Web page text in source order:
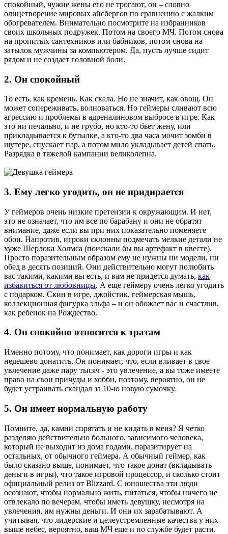
спокойный, чужие жены его не трогают, он – словно
олицетворение мировых айсбергов по сравнению с жалким
обогревателем. Внимательно посмотрите на избранников
своих школьных подружек. Потом на своего МЧ. Потом снова
на пропитых сантехников или бабников, потом снова на
затылок мужчины за компьютером. Да, пусть лучше сидит
рядом и не создает головной боли.
2. Он спокойный
То есть, как кремень. Как скала. Но не значит, как овощ. Он
может сопереживать, волноваться. Но геймеры сливают всю
агрессию и проблемы в адреналиновом выбросе в игре. Как
это ни печально, и не грубо, но кто-то бьет жену, или
прикладывается к бутылке, а кто-то два часа мочит зомби в
шутере, спускает пар, а потом мило укладывает детей спать.
Разрядка в тяжелой кампании великолепна.
3. Ему легко угодить, он не придирается
У геймеров очень низкие претензии к окружающим. И нет,
это не означает, что им все по барабану и они не обратят
внимание, даже если вы при них показательно поменяете
обои. Напротив, игроки склонны подмечать мелкие детали не
хуже Шерлока Холмса (поискали бы вы артефакт в квесте).
Просто поразительным образом ему не нужны ни модели, ни
обед в десять позиций. Они действительно могут полюбить
вас такими, какими вы есть, и вам не придется думать, как
избавиться от любовницы. А еще геймеру очень легко угодить
с подарком. Скин в игре, джойстик, геймерская мышь,
коллекционная фигурка эльфа – и он обожает вас и счастлив,
как ребенок на Рождество.
4. Он спокойно относится к тратам
Именно потому, что понимает, как дороги игры и как
недешево донатить. Он понимает, что, если вливает в свое
увлечение даже пару тысяч - это увлечение, а вы тоже имеете
право на свои причуды и хобби, поэтому, вероятно, он не
будет устраивать скандал за 10-ю новую сумочку.
5. Он имеет нормальную работу
Помните, да, камни спрятать и не кидать в меня? Я четко
разделяю действительно больного, зависимого человека,
который не выходит из дома годами, паразитирует на
остальных, от обычного геймера. А обычный геймер, как
было сказано выше, понимает, что такое донат (вкладывать
деньги в игры), что такое игровой процессор, и сколько стоит
официальный релиз от Blizzard. С юношества эти люди
осознают, чтобы нормально жить, питаться, чтобы ничего не
отвлекало по вечерам, чтобы иметь девушку, несмотря на
увлечения, им нужны деньги. И они их зарабатывают. А
учитывая, что лидерские и целеустремленные качества у них
выше небес, вероятно, ваш МЧ еще и по службе будет расти.